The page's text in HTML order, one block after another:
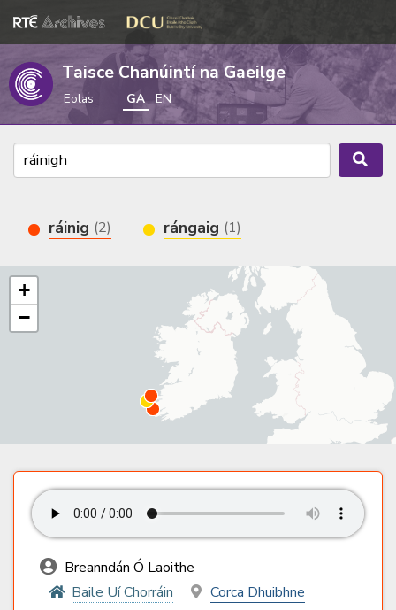
Taisce Chanúintí na Gaeilge
Eolas GA EN
ráinig (2) rángaig (1)
+
−
Breanndán Ó Laoithe
Baile Uí Chorráin
Corca Dhuibhne